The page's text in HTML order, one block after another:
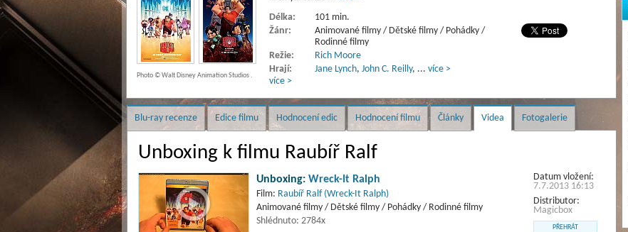
Délka:
101 min.
Žánr:
Animované filmy / Dětské filmy / Pohádky /
Rodinné filmy
Režie:
Rich Moore
Hrají:
Jane Lynch, John C. Reilly, ... více >
více >
Photo © Walt Disney Animation Studios .
Blu-ray recenze Edice filmu Hodnocení edic Hodnocení filmu Články Videa Fotogalerie
Unboxing k filmu Raubíř Ralf
Unboxing: Wreck-It Ralph
Film: Raubíř Ralf (Wreck-It Ralph)
Animované filmy / Dětské filmy / Pohádky / Rodinné filmy
Shlédnuto: 2784x
Datum vložení:
7.7.2013 16:13
Distributor:
Magicbox
PŘEHRÁT